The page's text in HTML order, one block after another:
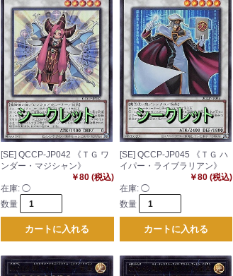
[SE] QCCP-JP042 《ＴＧ ワ
ンダー・マジシャン》
￥80 (税込)
在庫:◯
数量
カートに入れる
[SE] QCCP-JP045 《ＴＧ ハ
イパー・ライブラリアン》
￥80 (税込)
在庫: ◯
数量
カートに入れる